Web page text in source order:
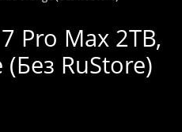
Pro Max 2TB,
RuStore)